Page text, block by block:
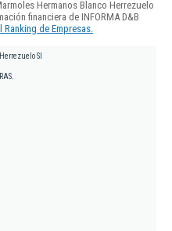
Hermanos Blanco Herrezuelo
financiera de INFORMA D&B
de Empresas.
Sl